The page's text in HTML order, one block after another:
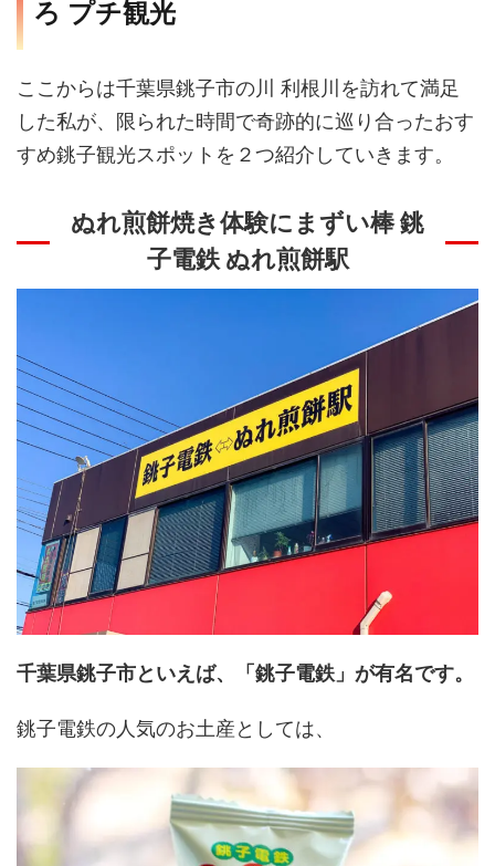
ろ プチ観光
ここからは千葉県銚子市の川 利根川を訪れて満足
した私が、限られた時間で奇跡的に巡り合ったおす
すめ銚子観光スポットを２つ紹介していきます。
ぬれ煎餅焼き体験にまずい棒 銚
子電鉄 ぬれ煎餅駅
千葉県銚子市といえば、「銚子電鉄」が有名です。
銚子電鉄の人気のお土産としては、